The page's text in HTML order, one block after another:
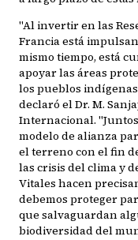
"Al invertir en las
Francia está
mismo tiempo, está
apoyar las áreas
los pueblos
declaró el Dr. M.
Internacional.
modelo de alianza
el terreno con el fin
las crisis del clima y
Vitales hacen
debemos proteger
que salvaguardan
biodiversidad del